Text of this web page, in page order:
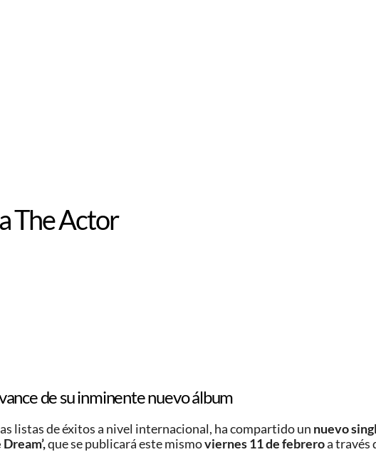
The Actor
de su inminente nuevo álbum
listas de éxitos a nivel internacional, ha compartido un nuevo
que se publicará este mismoviernes 11 de febreroa través